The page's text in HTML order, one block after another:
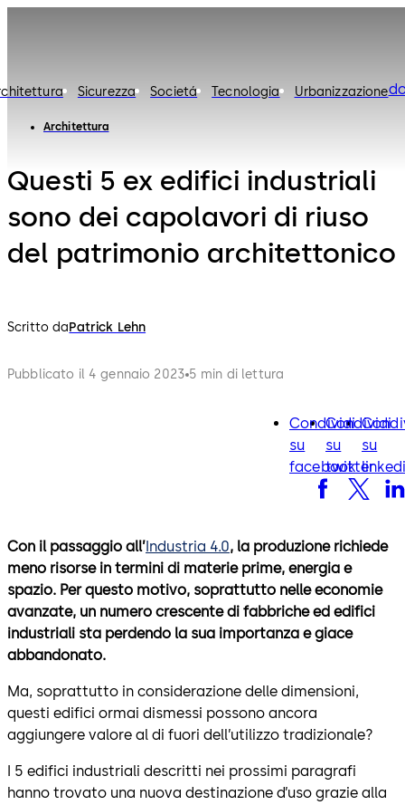
Sicurezza Societá Tecnologia Urbanizzazione
Architettura
Questi 5 ex edifici industriali
sono dei capolavori di riuso
del patrimonio architettonico
Scritto daPatrick Lehn
Pubblicato il 4 gennaio 2023 5 min di lettura
Condividi
su
facebook
facebook
Condividi
su
twitter
twitter
su
Con il passaggio all’ Industria 4.0, la produzione richiede
meno risorse in termini di materie prime, energia e
spazio. Per questo motivo, soprattutto nelle economie
avanzate, un numero crescente di fabbriche ed edifici
industriali sta perdendo la sua importanza e giace
abbandonato.
Ma, soprattutto in considerazione delle dimensioni,
questi edifici ormai dismessi possono ancora
aggiungere valore al di fuori dell’utilizzo tradizionale?
I 5 edifici industriali descritti nei prossimi paragrafi
hanno trovato una nuova destinazione d’uso grazie alla